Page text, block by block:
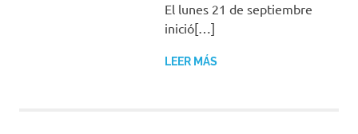
El lunes 21 de septiembre
inició[…]
LEER MÁS